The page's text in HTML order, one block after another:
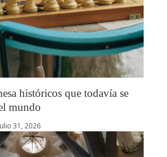
históricos que todavía se
mundo
31, 2026